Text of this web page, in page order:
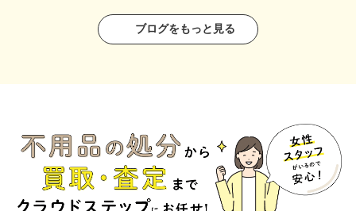
ブログをもっと見る